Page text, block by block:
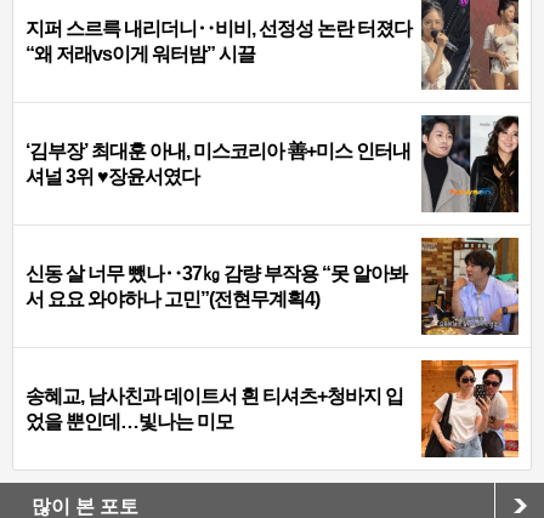
지퍼 스르륵 내리더니‥비비, 선정성 논란 터졌다
“왜 저래vs이게 워터밤” 시끌
‘김부장’ 최대훈 아내, 미스코리아 善+미스 인터내
셔널 3위 ♥장윤서였다
신동 살 너무 뺐나‥37㎏ 감량 부작용 “못 알아봐
서 요요 와야하나 고민”(전현무계획4)
송혜교, 남사친과 데이트서 흰 티셔츠+청바지 입
었을 뿐인데…빛나는 미모
많이 본 포토